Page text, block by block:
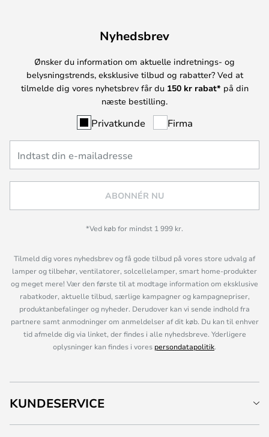
Nyhedsbrev
Ønsker du information om aktuelle indretnings- og
belysningstrends, eksklusive tilbud og rabatter? Ved at
tilmelde dig vores nyhetsbrev får du 150 kr rabat* på din
næste bestilling.
Privatkunde Firma
ABONNÉR NU
*Ved køb for mindst 1 999 kr.
Tilmeld dig vores nyhedsbrev og få gode tilbud på vores store udvalg af
lamper og tilbehør, ventilatorer, solcellelamper, smart home-produkter
og meget mere! Vær den første til at modtage information om eksklusive
rabatkoder, aktuelle tilbud, særlige kampagner og kampagnepriser,
produktanbefalinger og nyheder. Derudover kan vi sende indhold fra
partnere samt anmodninger om anmeldelser af dit køb. Du kan til enhver
tid afmelde dig via linket, der findes i alle nyhedsbreve. Yderligere
oplysninger kan findes i vores persondatapolitik.
KUNDESERVICE